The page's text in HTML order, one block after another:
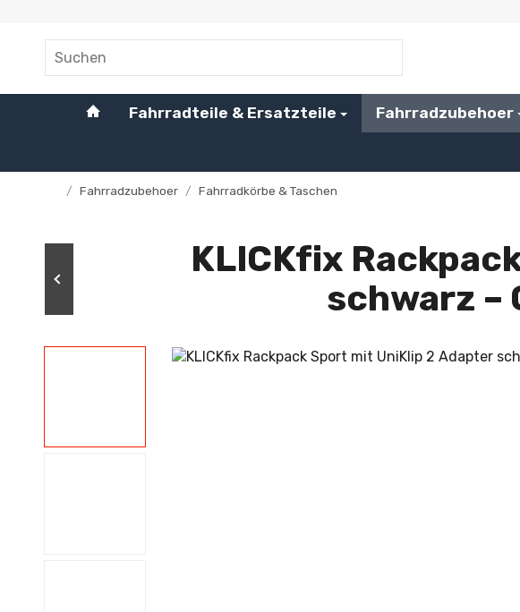
#custom.linkHome#
Fahrradteile & Ersatzteile Fahrradzubehoer
/ Fahrradzubehoer / Fahrradkörbe & Taschen
KLICKfix
schwarz –